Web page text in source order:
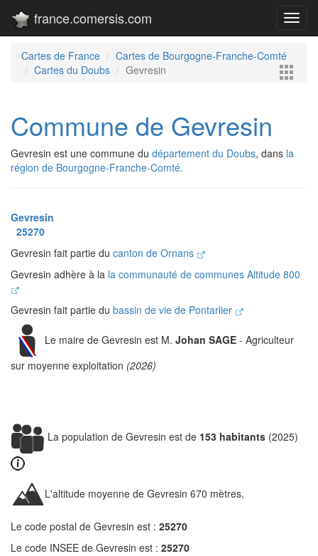
france.comersis.com
Cartes de France
Cartes de Bourgogne-Franche-Comté
Cartes du Doubs
Gevresin
Commune de Gevresin
Gevresin est une commune du département du Doubs, dans la
région de Bourgogne-Franche-Comté.
Gevresin
25270
Gevresin fait partie du canton de Ornans
Gevresin adhère à la la communauté de communes Altitude 800
Gevresin fait partie du bassin de vie de Pontarlier
Le maire de Gevresin est M. Johan SAGE - Agriculteur
sur moyenne exploitation (2026)
La population de Gevresin est de 153 habitants (2025)
L'altitude moyenne de Gevresin 670 mètres.
Le code postal de Gevresin est : 25270
Le code INSEE de Gevresin est : 25270